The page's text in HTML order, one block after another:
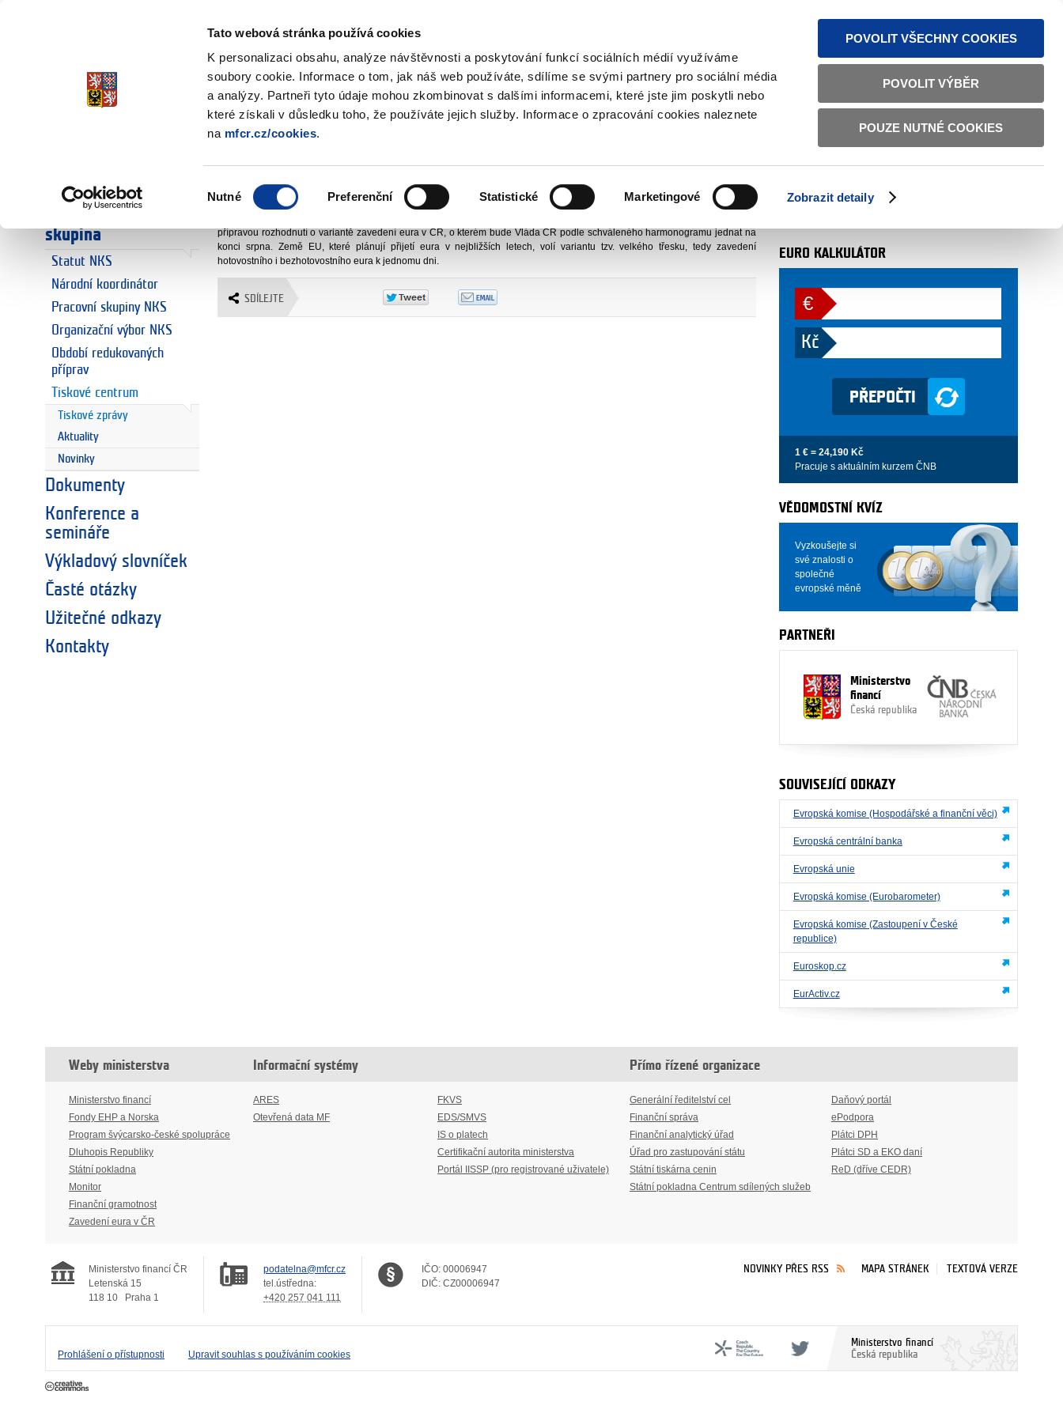
Tato webová stránka používá cookies
K personalizaci obsahu, analýze návštěvnosti a poskytování funkcí sociálních médií využíváme
soubory cookie. Informace o tom, jak náš web používáte, sdílíme se svými partnery pro sociální média
a analýzy. Partneři tyto údaje mohou zkombinovat s dalšími informacemi, které jste jim poskytli nebo
které získali v důsledku toho, že používáte jejich služby. Informace o zpracování cookies naleznete
na mfcr.cz/cookies.
souhlasu
Nutné Preferenční Statistické Marketingové Zobrazit detaily
POVOLIT VŠECHNY COOKIES
POVOLIT VÝBĚR
POUZE NUTNÉ COOKIES
TEXTOVÁ VERZE ČESKY ENGLISH
Bezplatná infolinka
Úvodní stránka
republika
skupina
Statut NKS
Národní koordinátor
Pracovní skupiny NKS
Organizační výbor NKS
Období redukovaných
příprav
Tiskové centrum
Tiskové zprávy
Aktuality
Novinky
Dokumenty
Konference a
semináře
Výkladový slovníček
Časté otázky
Užitečné odkazy
Kontakty
Úvodní stránka Národní koordinační skupina Tiskové centrum Tiskové zprávy 2006 Národní koordinační skupina připraví varianty zavedení eura v ČR
Národní koordinační skupina připraví varianty zavedení eura v ČR
sekce 07- Evropská unie a mezinárodní vztahy
Vydáno 4. 5. 2006
přípravou rozhodnutí o variantě zavedení eura v ČR, o kterém bude Vláda ČR podle schváleného harmonogramu jednat na
konci srpna. Země EU, které plánují přijetí eura v nejbližších letech, volí variantu tzv. velkého třesku, tedy zavedení
hotovostního i bezhotovostního eura k jednomu dni.
SDÍLEJTE
AUTOR
EURO KALKULÁTOR
€
Kč
1 € = 24,190 Kč
Pracuje s aktuálním kurzem ČNB
VĚDOMOSTNÍ KVÍZ
Vyzkoušejte si
své znalosti o
společné
evropské měně
PARTNEŘI
Ministerstvo
financí
Česká republika
SOUVISEJÍCÍ ODKAZY
Evropská komise (Hospodářské a finanční věci)
Evropská centrální banka
Evropská unie
Evropská komise (Eurobarometer)
Evropská komise (Zastoupení v České
republice)
Euroskop.cz
EurActiv.cz
Weby ministerstva
Ministerstvo financí
Fondy EHP a Norska
Program švýcarsko-české spolupráce
Dluhopis Republiky
Státní pokladna
Monitor
Finanční gramotnost
Zavedení eura v ČR
Informační systémy
ARES
Otevřená data MF
FKVS
EDS/SMVS
IS o platech
Certifikační autorita ministerstva
Portál IISSP (pro registrované uživatele)
Přímo řízené organizace
Generální ředitelství cel
Finanční správa
Finanční analytický úřad
Úřad pro zastupování státu
Státní tiskárna cenin
Státní pokladna Centrum sdílených služeb
Daňový portál
ePodpora
Plátci DPH
Plátci SD a EKO daní
ReD (dříve CEDR)
Ministerstvo financí ČR
Letenská 15
118 10
Praha 1
podatelna@mfcr.cz
tel.ústředna:
+420 257 041 111
IČO: 00006947
DIČ: CZ00006947
NOVINKY PŘES RSS MAPA STRÁNEK TEXTOVÁ VERZE
Prohlášení o přístupnosti Upravit souhlas s používáním cookies
Ministerstvo financí
Česká republika